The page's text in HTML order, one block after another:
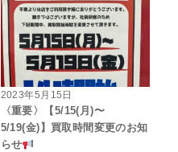
2023年5月15日
〈重要〉【5/15(月)〜
5/19(金)】買取時間変更のお知
らせ